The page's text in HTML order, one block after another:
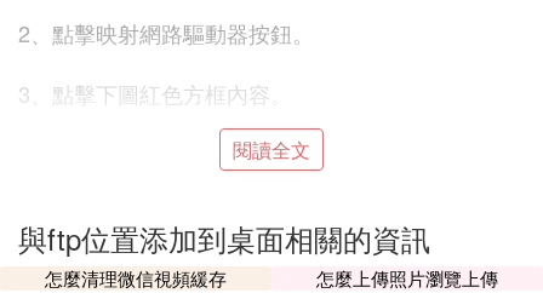
2、點擊映射網路驅動器按鈕。
3、點擊下圖紅色方框內容。
4、彈出向導，直接下一步。
6、輸入網路地址和密碼，確認就行了。
閱讀全文
與ftp位置添加到桌面相關的資訊
怎麼清理微信視頻緩存
怎麼上傳照片瀏覽上傳